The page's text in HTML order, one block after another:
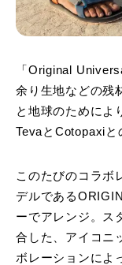
「Original
余り生地などの残
と地球のためによ
TevaとCotopaxiと
このたびのコラボ
デルである
ーでアレンジ。ス
合した、アイコニ
ボレーションによ